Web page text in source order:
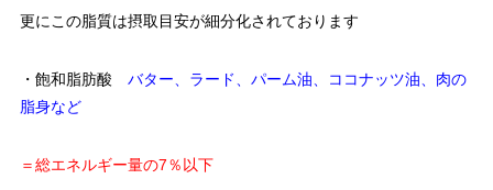
更にこの脂質は摂取目安が細分化されております
・飽和脂肪酸 バター、ラード、パーム油、ココナッツ油、肉の
脂身など
＝総エネルギー量の7％以下